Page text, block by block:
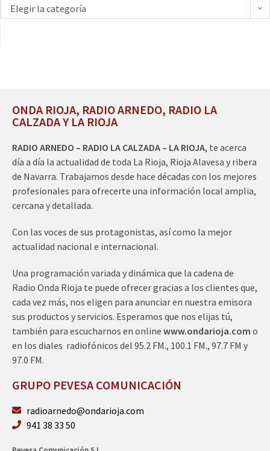
Elegir la categoría
ONDA RIOJA, RADIO ARNEDO, RADIO LA
CALZADA Y LA RIOJA
RADIO ARNEDO – RADIO LA CALZADA – LA RIOJA, te acerca
día a día la actualidad de toda La Rioja, Rioja Alavesa y ribera
de Navarra. Trabajamos desde hace décadas con los mejores
profesionales para ofrecerte una información local amplia,
cercana y detallada.
Con las voces de sus protagonistas, así como la mejor
actualidad nacional e internacional.
Una programación variada y dinámica que la cadena de
Radio Onda Rioja te puede ofrecer gracias a los clientes que,
cada vez más, nos eligen para anunciar en nuestra emisora
sus productos y servicios. Esperamos que nos elijas tú,
también para escucharnos en online www.ondarioja.com o
en los diales radiofónicos del 95.2 FM., 100.1 FM., 97.7 FM y
97.0 FM.
GRUPO PEVESA COMUNICACIÓN
radioarnedo@ondarioja.com
941 38 33 50